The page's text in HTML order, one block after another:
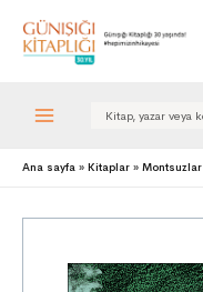
Search
Ana sayfa Kitaplar Montsuzlar